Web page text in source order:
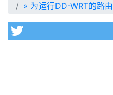
» 为运行DD-WRT的路